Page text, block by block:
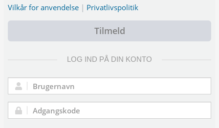
Vilkår for anvendelse | Privatlivspolitik
Tilmeld
LOG IND PÅ DIN KONTO
Brugernavn:
Adgangskode: